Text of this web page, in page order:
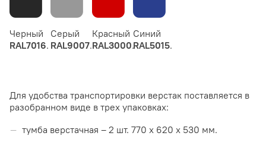
Черный
RAL7016.
Cерый
RAL9007.
Красный
RAL3000.
Синий
RAL5015.
Для удобства транспортировки верстак поставляется в
разобранном виде в трех упаковках:
тумба верстачная – 2 шт. 770 х 620 х 530 мм.